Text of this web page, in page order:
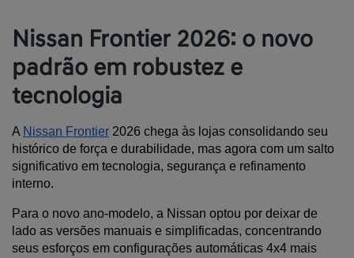
Nissan Frontier 2026: o novo
padrão em robustez e
tecnologia
A Nissan Frontier 2026 chega às lojas consolidando seu
histórico de força e durabilidade, mas agora com um salto
significativo em tecnologia, segurança e refinamento
interno.
Para o novo ano-modelo, a Nissan optou por deixar de
lado as versões manuais e simplificadas, concentrando
seus esforços em configurações automáticas 4x4 mais